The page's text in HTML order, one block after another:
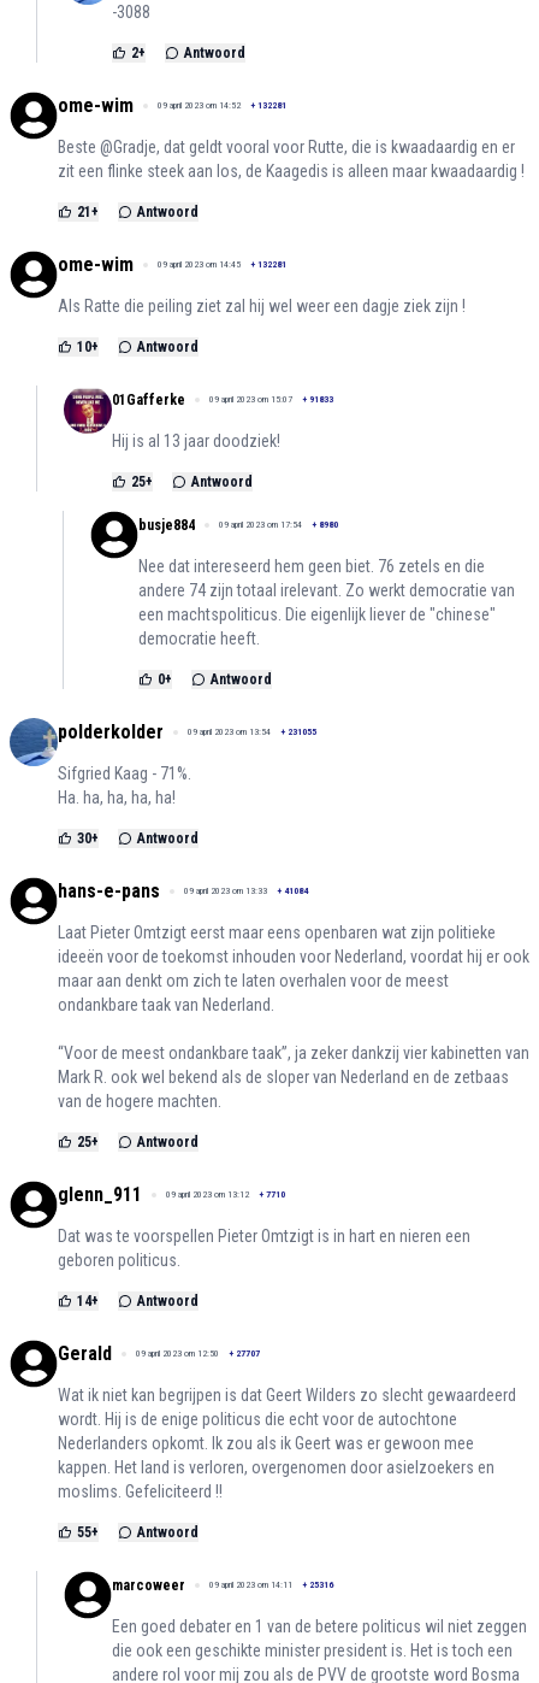
-3088
2+ Antwoord
ome-wim 09 april 2023 om 14:52 + 132281
Beste @Gradje, dat geldt vooral voor Rutte, die is kwaadaardig en er
zit een flinke steek aan los, de Kaagedis is alleen maar kwaadaardig !
21 + Antwoord
ome-wim 09 april 2023 om 14:45 + 132281
Als Ratte die peiling ziet zal hij wel weer een dagje ziek zijn !
10+ Antwoord
01Gafferke 09 april 2023 om 15:07 + 91833
Hij is al 13 jaar doodziek!
25+ Antwoord
busje884 09 april 2023 om 17:54 + 8980
Nee dat intereseerd hem geen biet. 76 zetels en die
andere 74 zijn totaal irelevant. Zo werkt democratie van
een machtspoliticus. Die eigenlijk liever de "chinese"
democratie heeft.
0+ Antwoord
polderkolder 09 april 2023 om 13:54 + 231055
Sifgried Kaag - 71%.
Ha. ha, ha, ha, ha!
30+ Antwoord
hans-e-pans 09 april 2023 om 13:33 + 41084
Laat Pieter Omtzigt eerst maar eens openbaren wat zijn politieke
ideeën voor de toekomst inhouden voor Nederland, voordat hij er ook
maar aan denkt om zich te laten overhalen voor de meest
ondankbare taak van Nederland.
“Voor de meest ondankbare taak”, ja zeker dankzij vier kabinetten van
Mark R. ook wel bekend als de sloper van Nederland en de zetbaas
van de hogere machten.
25+ Antwoord
glenn_911 09 april 2023 om 13:12 + 7710
Dat was te voorspellen Pieter Omtzigt is in hart en nieren een
geboren politicus.
14+ Antwoord
Gerald 09 april 2023 om 12:50 + 27707
Wat ik niet kan begrijpen is dat Geert Wilders zo slecht gewaardeerd
wordt. Hij is de enige politicus die echt voor de autochtone
Nederlanders opkomt. Ik zou als ik Geert was er gewoon mee
kappen. Het land is verloren, overgenomen door asielzoekers en
moslims. Gefeliciteerd !!
55+ Antwoord
marcoweer 09 april 2023 om 14:11 + 25316
Een goed debater en 1 van de betere politicus wil niet zeggen
die ook een geschikte minister president is. Het is toch een
andere rol voor mij zou als de PVV de grootste word Bosma